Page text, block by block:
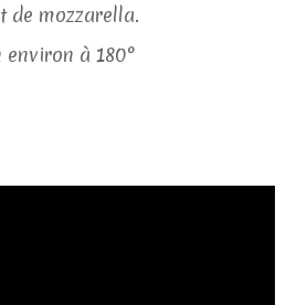
de mozzarella.
à 180°